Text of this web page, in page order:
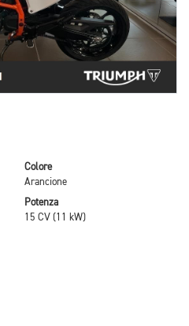
Colore
Arancione
Potenza
15 CV (11 kW)